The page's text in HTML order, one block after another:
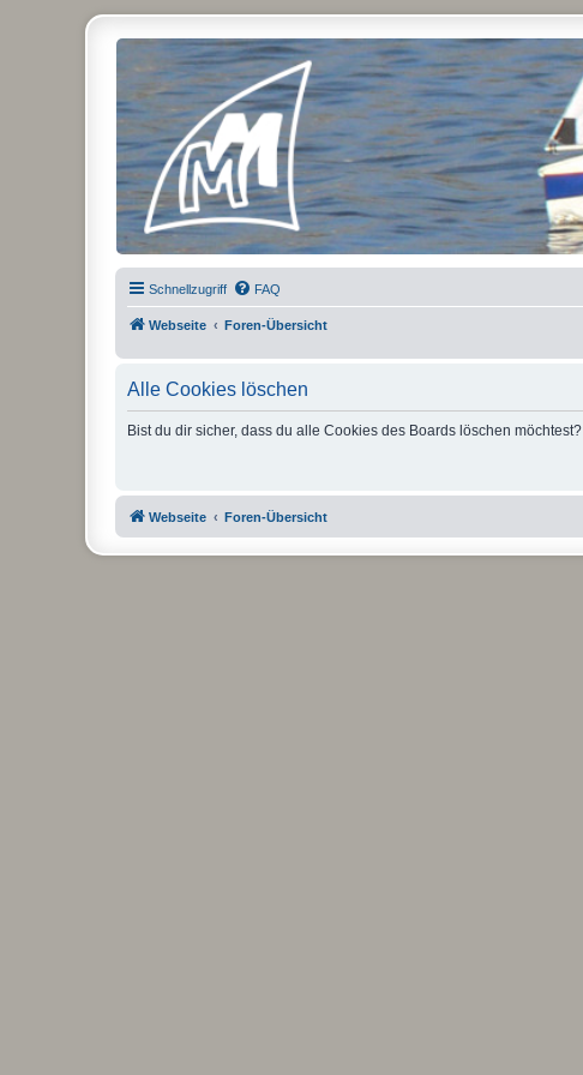
Micro Magic Forum Deutschland
Schnellzugriff FAQ
Webseite Foren-Übersicht
Alle Cookies löschen
Bist du dir sicher, dass du alle Cookies des Boards löschen möchtest?
Webseite Foren-Übersicht